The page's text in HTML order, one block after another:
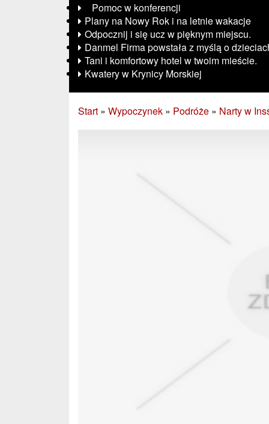
Pomoc w konferencji
Plany na Nowy Rok i na letnie wakacje
Odpocznij i się ucz w pięknym miejscu.
Danmel Firma powstała z myślą o
Tani i komfortowy hotel w twoim mieście.
Kwatery w Krynicy Morskiej
Start » Wypoczynek » Podróże » Narty w